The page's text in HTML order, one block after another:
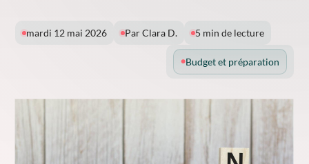
mardi 12 mai 2026 Par Clara D. 5 min de lecture
Budget et préparation